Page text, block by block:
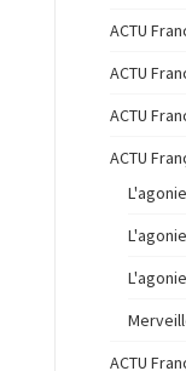
ACTU
ACTU
ACTU
ACTU
ACTU